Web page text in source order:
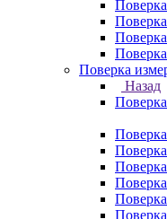
Поверка
Поверка
Назад